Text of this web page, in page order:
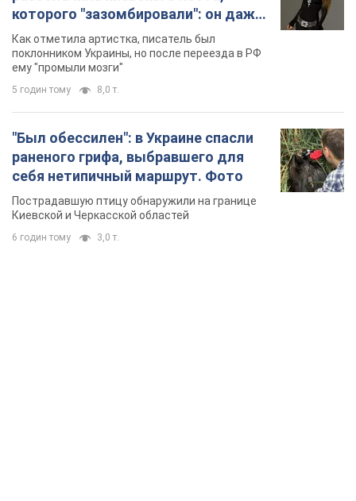
которого "зазомбировали": он даже
русского не знал, а теперь хочет
геноцида украинцев
Как отметила артистка, писатель был
поклонником Украины, но после переезда в РФ
ему "промыли мозги"
5 годин тому 8,0 т.
"Был обессилен": в Украине спасли
раненого грифа, выбравшего для
себя нетипичный маршрут. Фото
Пострадавшую птицу обнаружили на границе
Киевской и Черкасской областей
6 годин тому 3,0 т.